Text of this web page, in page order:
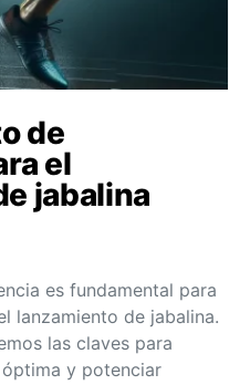
de
el
jabalina
es fundamental para
lanzamiento de jabalina.
las claves para
y potenciar